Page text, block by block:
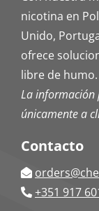
nicotina en
Unido,
ofrece
libre de humo.
La información
únicamente a
Contacto
+351 917